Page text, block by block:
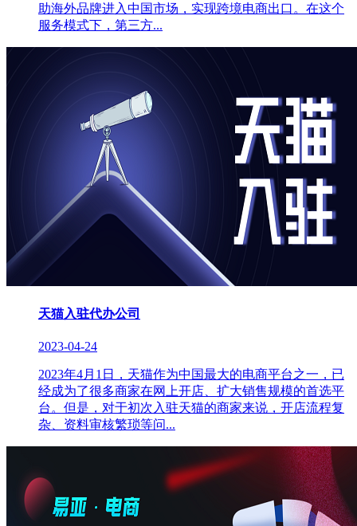
助海外品牌进入中国市场，实现跨境电商出口。在这个
服务模式下，第三方...
天猫入驻代办公司
2023-04-24
2023年4月1日，天猫作为中国最大的电商平台之一，已
经成为了很多商家在网上开店、扩大销售规模的首选平
台。但是，对于初次入驻天猫的商家来说，开店流程复
杂、资料审核繁琐等问...